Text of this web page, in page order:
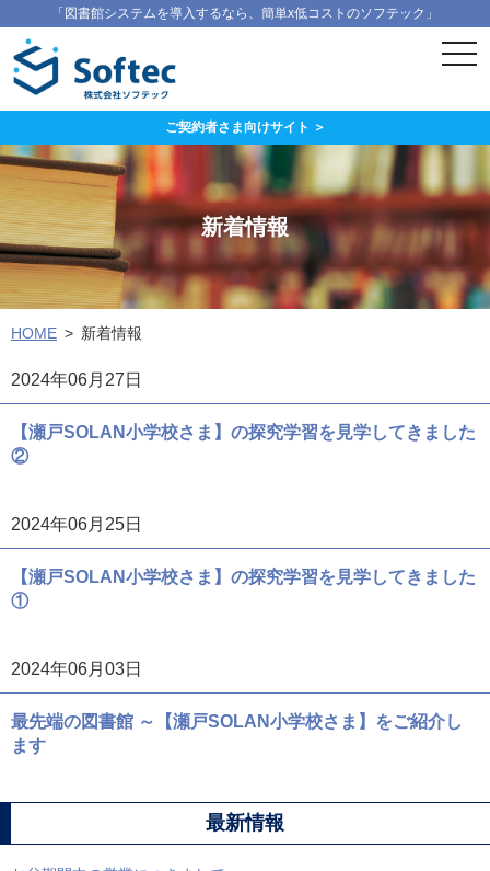
「図書館システムを導入するなら、簡単x低コストのソフテック」
ご契約者さま向けサイト ＞
新着情報
HOME 新着情報
2024年06月27日
【瀬戸SOLAN小学校さま】の探究学習を見学してきました
②
2024年06月25日
【瀬戸SOLAN小学校さま】の探究学習を見学してきました
①
2024年06月03日
最先端の図書館 ～【瀬戸SOLAN小学校さま】をご紹介し
ます
最新情報
ス
マ
ニ
ュ
ー